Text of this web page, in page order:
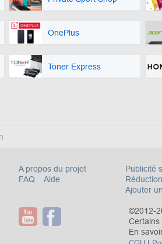
OnePlus
Toner Express
A propos du projet
FAQ
Aide
Publicité
Ajouter
©2012-
Certains
En